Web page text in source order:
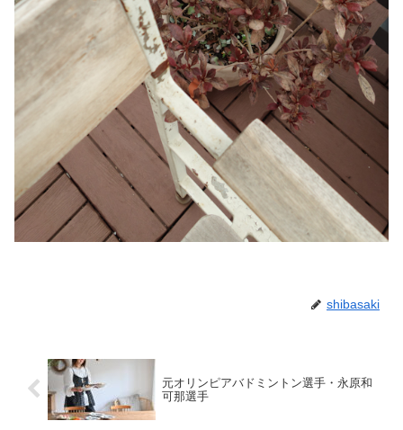
shibasaki
元オリンピアバドミントン選手・永原和
可那選手